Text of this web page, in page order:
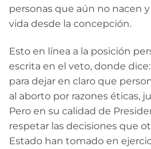
personas que aún no nacen
vida desde la concepción.
Esto en línea a la posición
escrita en el veto, donde dice:
para dejar en claro que
al aborto por razones éticas,
Pero en su calidad de
respetar las decisiones que
Estado han tomado en